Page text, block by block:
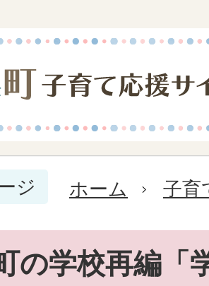
ジ ホーム 子育
の学校再編「